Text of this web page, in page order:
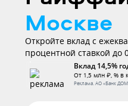
Москве
Откройте вклад с
процентной ставкой до
Вклад 14,5%
От 1,5 млн ₽, % в
Реклама.АО «Банк